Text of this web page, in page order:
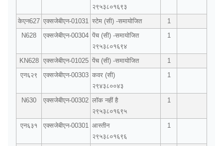
२९५३८०१६९३
केएन627 एक्सजेबीएन-01031 स्टेम (सी) -समायोजित
1
N628
एक्सजेबीएन-00304 पेंच (सी) -समायोजित
२९५३८०१६९४
1
KN628 एक्सजेबीएन-01025 पेंच (सी) -समायोजित
1
एन६२९
एक्सजेबीएन-00303 कवर (सी)
२९४३८००४३
1
N630 एक्सजेबीएन-00302 लॉक नहीं है
२९५३८०१६९५
1
एन६३१ एक्सजेबीएन-00301
आस्तीन
२९५३८०१६९६
1